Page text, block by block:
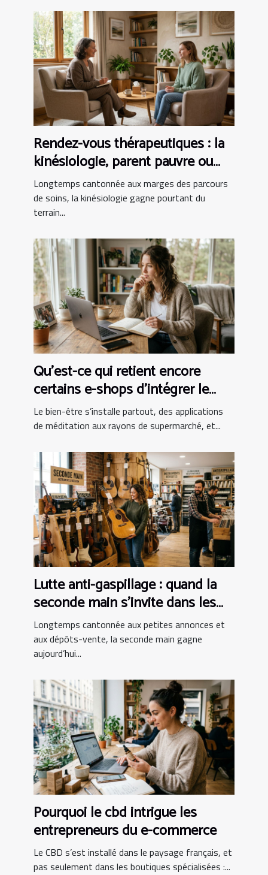
Rendez-vous thérapeutiques : la
kinésiologie, parent pauvre ou
alliée incontournable ?
Longtemps cantonnée aux marges des parcours
de soins, la kinésiologie gagne pourtant du
terrain...
Qu’est-ce qui retient encore
certains e-shops d’intégrer le
bien-être au panier ?
Le bien-être s’installe partout, des applications
de méditation aux rayons de supermarché, et...
Lutte anti-gaspillage : quand la
seconde main s’invite dans les
boutiques d’instruments
Longtemps cantonnée aux petites annonces et
aux dépôts-vente, la seconde main gagne
aujourd’hui...
Pourquoi le cbd intrigue les
entrepreneurs du e-commerce
Le CBD s’est installé dans le paysage français, et
pas seulement dans les boutiques spécialisées :...